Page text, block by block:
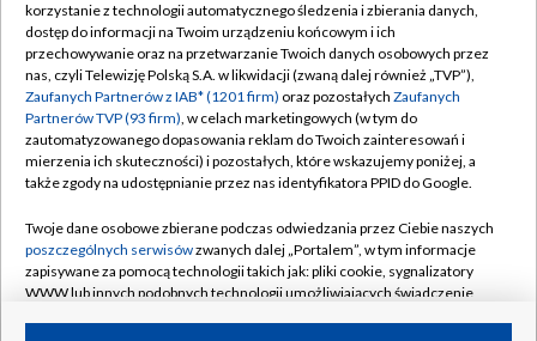
TVP
Abonament TVP
Sklep TVP
Biuro Reklamy
Oferta Handlowa
Emisja w TVP
Rada Programowa
Ogłoszenia przetargowe
Regulamin TVP
Polityka prywatności
Moje zgody
Biuro reklamy
Kanały
korzystanie z technologii automatycznego śledzenia i zbierania danych,
dostęp do informacji na Twoim urządzeniu końcowym i ich
przechowywanie oraz na przetwarzanie Twoich danych osobowych przez
nas, czyli Telewizję Polską S.A. w likwidacji (zwaną dalej również „TVP”),
Zaufanych Partnerów z IAB* (1201 firm) oraz pozostałych Zaufanych
Partnerów TVP (93 firm), w celach marketingowych (w tym do
zautomatyzowanego dopasowania reklam do Twoich zainteresowań i
mierzenia ich skuteczności) i pozostałych, które wskazujemy poniżej, a
także zgody na udostępnianie przez nas identyfikatora PPID do Google.
Twoje dane osobowe zbierane podczas odwiedzania przez Ciebie naszych
poszczególnych serwisówzwanych dalej „Portalem”, w tym informacje
zapisywane za pomocą technologii takich jak: pliki cookie, sygnalizatory
WWW lub innych podobnych technologii umożliwiających świadczenie